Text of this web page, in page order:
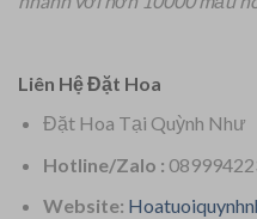
Liên Hệ Đặt Hoa
Đặt Hoa Tại Quỳnh Như
Hotline/Zalo :
Website: